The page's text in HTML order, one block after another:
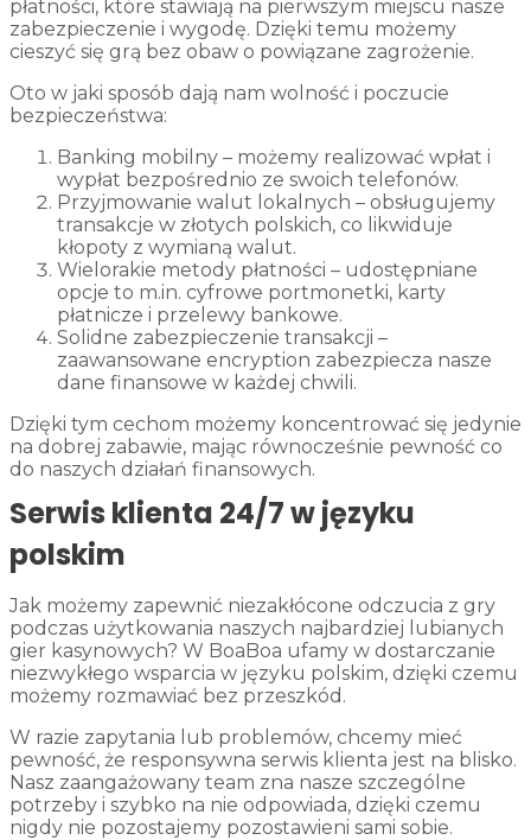
płatności, które stawiają na pierwszym miejscu nasze
zabezpieczenie i wygodę. Dzięki temu możemy
cieszyć się grą bez obaw o powiązane zagrożenie.
Oto w jaki sposób dają nam wolność i poczucie
bezpieczeństwa:
Banking mobilny – możemy realizować wpłat i
wypłat bezpośrednio ze swoich telefonów.
Przyjmowanie walut lokalnych – obsługujemy
transakcje w złotych polskich, co likwiduje
kłopoty z wymianą walut.
Wielorakie metody płatności – udostępniane
opcje to m.in. cyfrowe portmonetki, karty
płatnicze i przelewy bankowe.
Solidne zabezpieczenie transakcji –
zaawansowane encryption zabezpiecza nasze
dane finansowe w każdej chwili.
Dzięki tym cechom możemy koncentrować się jedynie
na dobrej zabawie, mając równocześnie pewność co
do naszych działań finansowych.
Serwis klienta 24/7 w języku
polskim
Jak możemy zapewnić niezakłócone odczucia z gry
podczas użytkowania naszych najbardziej lubianych
gier kasynowych? W BoaBoa ufamy w dostarczanie
niezwykłego wsparcia w języku polskim, dzięki czemu
możemy rozmawiać bez przeszkód.
W razie zapytania lub problemów, chcemy mieć
pewność, że responsywna serwis klienta jest na blisko.
Nasz zaangażowany team zna nasze szczególne
potrzeby i szybko na nie odpowiada, dzięki czemu
nigdy nie pozostajemy pozostawieni sami sobie.